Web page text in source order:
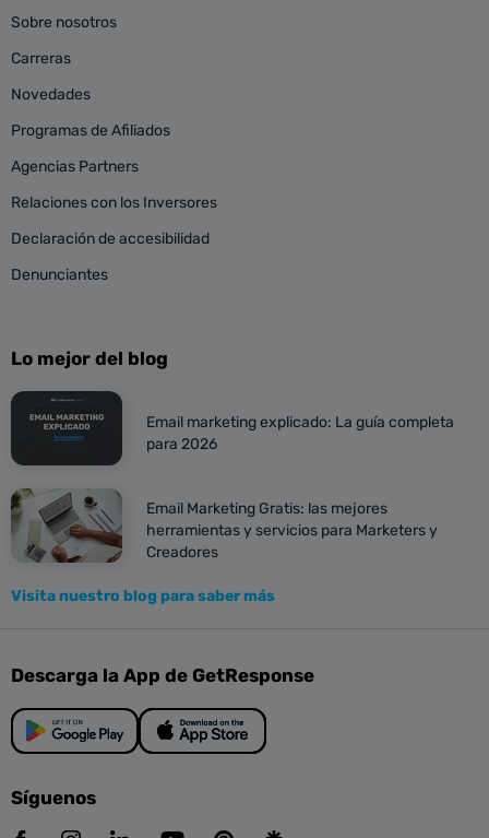
Sobre nosotros
Carreras
Novedades
Programas de Afiliados
Agencias Partners
Relaciones con los Inversores
Declaración de accesibilidad
Denunciantes
Lo mejor del blog
Email marketing explicado: La guía completa
para 2026
Email Marketing Gratis: las mejores
herramientas y servicios para Marketers y
Creadores
Visita nuestro blog para saber más
Descarga la App de GetResponse
Síguenos